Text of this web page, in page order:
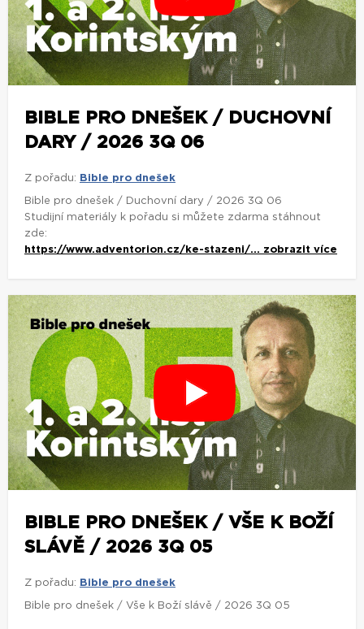
BIBLE PRO DNEŠEK / DUCHOVNÍ
DARY / 2026 3Q 06
Z pořadu: Bible pro dnešek
Bible pro dnešek / Duchovní dary / 2026 3Q 06
Studijní materiály k pořadu si můžete zdarma stáhnout
zde:
https://www.adventorion.cz/ke-stazeni/... zobrazit více
BIBLE PRO DNEŠEK / VŠE K BOŽÍ
SLÁVĚ / 2026 3Q 05
Z pořadu: Bible pro dnešek
Bible pro dnešek / Vše k Boží slávě / 2026 3Q 05